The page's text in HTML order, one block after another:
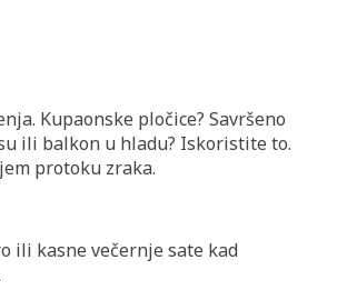
Kupaonske pločice? Savršeno
ili balkon u hladu? Iskoristite to.
protoku zraka.
ili kasne večernje sate kad